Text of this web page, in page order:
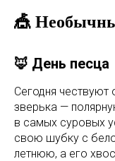
🎪
🦊 День песца
Сегодня чествуют
зверька —
в самых суровых
свою шубку с
летнюю, а его